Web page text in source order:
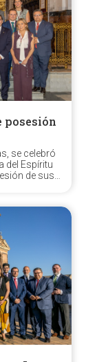
posesión
se celebró
del Espíritu
de sus